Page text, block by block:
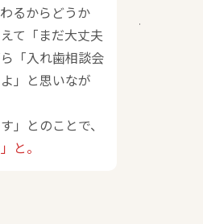
るからどうか
て「まだ大丈夫
「入れ歯相談会
」と思いなが
」とのことで、
と。